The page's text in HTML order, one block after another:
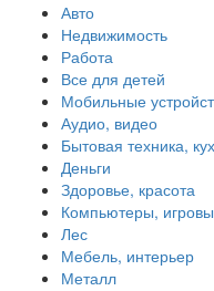
Авто
Недвижимость
Работа
Все для детей
Мобильные
Аудио, видео
Бытовая техника,
Деньги
Здоровье, красота
Компьютеры,
Лес
Мебель, интерьер
Металл